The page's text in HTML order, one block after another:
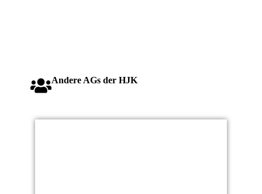
Ande­re AGs der HJK